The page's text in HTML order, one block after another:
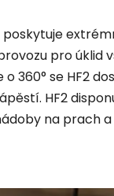
poskytuje
pro úklid
360° se HF2
HF2
na prach